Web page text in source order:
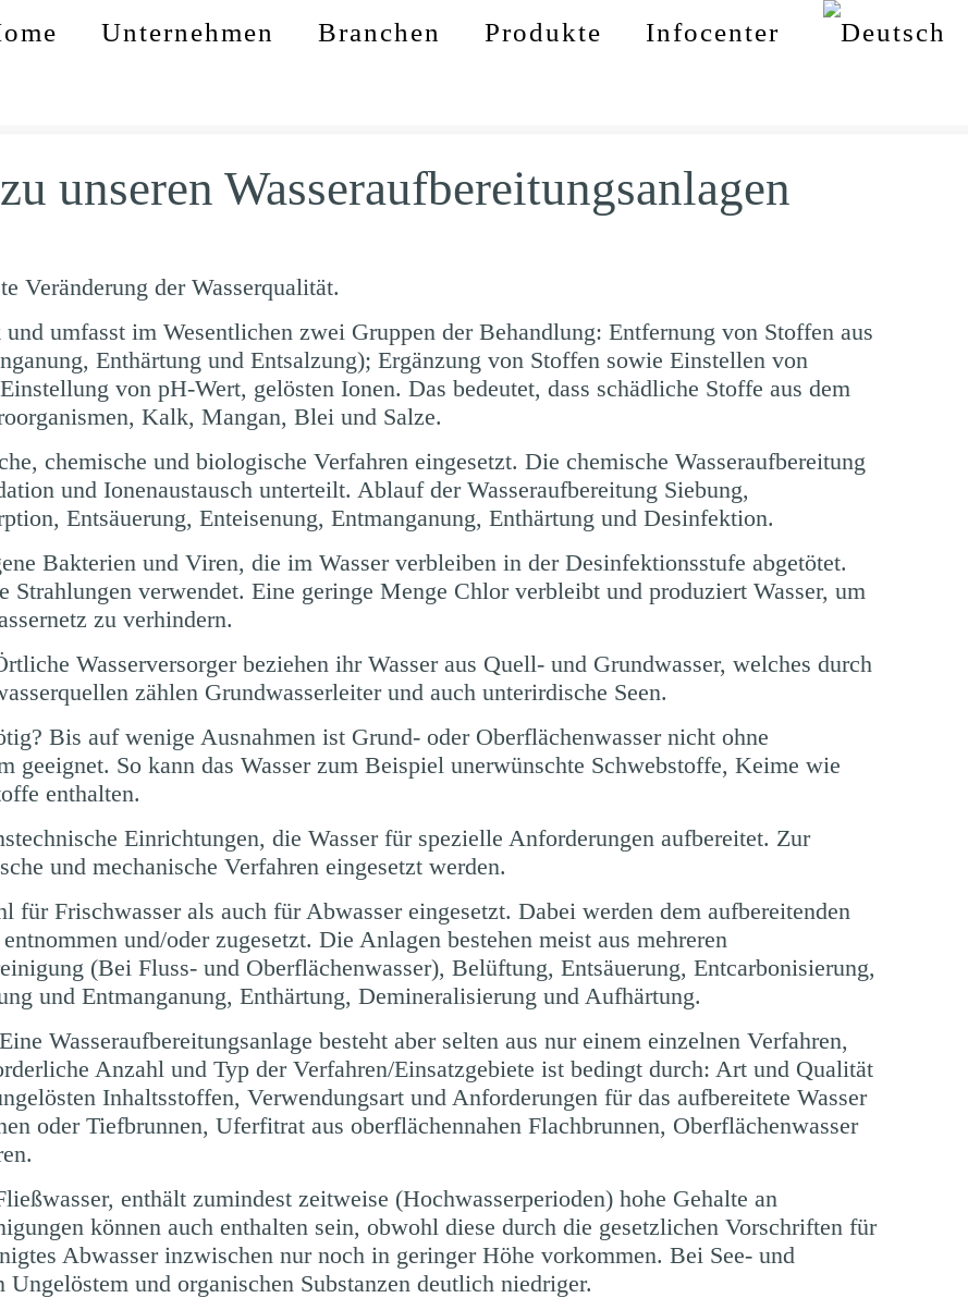
Unternehmen Branchen Produkte Infocenter
unseren Wasseraufbereitungsanlagen
Veränderung der Wasserqualität.
umfasst im Wesentlichen zwei Gruppen der Behandlung: Entfernung von Stoffen aus
Enthärtung und Entsalzung); Ergänzung von Stoffen sowie Einstellen von
von pH-Wert, gelösten Ionen. Das bedeutet, dass schädliche Stoffe aus dem
Kalk, Mangan, Blei und Salze.
chemische und biologische Verfahren eingesetzt. Die chemische Wasseraufbereitung
und Ionenaustausch unterteilt. Ablauf der Wasseraufbereitung Siebung,
Entsäuerung, Enteisenung, Entmanganung, Enthärtung und Desinfektion.
Bakterien und Viren, die im Wasser verbleiben in der Desinfektionsstufe abgetötet.
verwendet. Eine geringe Menge Chlor verbleibt und produziert Wasser, um
zu verhindern.
Wasserversorger beziehen ihr Wasser aus Quell- und Grundwasser, welches durch
zählen Grundwasserleiter und auch unterirdische Seen.
Bis auf wenige Ausnahmen ist Grund- oder Oberflächenwasser nicht ohne
geeignet. So kann das Wasser zum Beispiel unerwünschte Schwebstoffe, Keime wie
enthalten.
Einrichtungen, die Wasser für spezielle Anforderungen aufbereitet. Zur
und mechanische Verfahren eingesetzt werden.
für Frischwasser als auch für Abwasser eingesetzt. Dabei werden dem aufbereitenden
und/oder zugesetzt. Die Anlagen bestehen meist aus mehreren
(Bei Fluss- und Oberflächenwasser), Belüftung, Entsäuerung, Entcarbonisierung,
und Entmanganung, Enthärtung, Demineralisierung und Aufhärtung.
Wasseraufbereitungsanlage besteht aber selten aus nur einem einzelnen Verfahren,
Anzahl und Typ der Verfahren/Einsatzgebiete ist bedingt durch: Art und Qualität
Inhaltsstoffen, Verwendungsart und Anforderungen für das aufbereitete Wasser
oder Tiefbrunnen, Uferfitrat aus oberflächennahen Flachbrunnen, Oberflächenwasser
enthält zumindest zeitweise (Hochwasserperioden) hohe Gehalte an
können auch enthalten sein, obwohl diese durch die gesetzlichen Vorschriften für
Abwasser inzwischen nur noch in geringer Höhe vorkommen. Bei See- und
Ungelöstem und organischen Substanzen deutlich niedriger.